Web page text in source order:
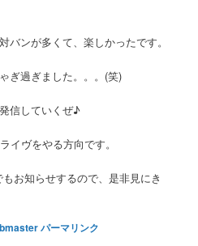
バンが多くて、楽しかったです。
ぎ過ぎました。。。(笑)
信していくぜ♪
イヴをやる方向です。
お知らせするので、是非見にき
パーマリンク